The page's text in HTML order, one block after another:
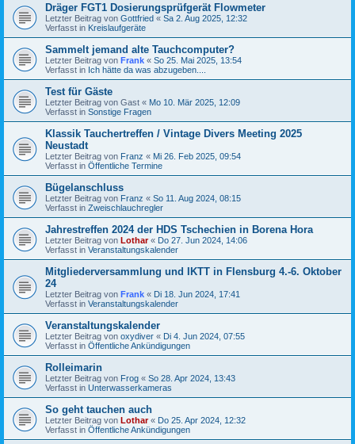
Dräger FGT1 Dosierungsprüfgerät Flowmeter
Letzter Beitrag von Gottfried « Sa 2. Aug 2025, 12:32
Verfasst in Kreislaufgeräte
Sammelt jemand alte Tauchcomputer?
Letzter Beitrag von Frank « So 25. Mai 2025, 13:54
Verfasst in Ich hätte da was abzugeben....
Test für Gäste
Letzter Beitrag von Gast « Mo 10. Mär 2025, 12:09
Verfasst in Sonstige Fragen
Klassik Tauchertreffen / Vintage Divers Meeting 2025
Neustadt
Letzter Beitrag von Franz « Mi 26. Feb 2025, 09:54
Verfasst in Öffentliche Termine
Bügelanschluss
Letzter Beitrag von Franz « So 11. Aug 2024, 08:15
Verfasst in Zweischlauchregler
Jahrestreffen 2024 der HDS Tschechien in Borena Hora
Letzter Beitrag von Lothar« Do 27. Jun 2024, 14:06
Verfasst in Veranstaltungskalender
Mitgliederversammlung und IKTT in Flensburg 4.-6. Oktober
24
Letzter Beitrag von Frank « Di 18. Jun 2024, 17:41
Verfasst in Veranstaltungskalender
Veranstaltungskalender
Letzter Beitrag von oxydiver « Di 4. Jun 2024, 07:55
Verfasst in Öffentliche Ankündigungen
Rolleimarin
Letzter Beitrag von Frog « So 28. Apr 2024, 13:43
Verfasst in Unterwasserkameras
So geht tauchen auch
Letzter Beitrag von Lothar« Do 25. Apr 2024, 12:32
Verfasst in Öffentliche Ankündigungen